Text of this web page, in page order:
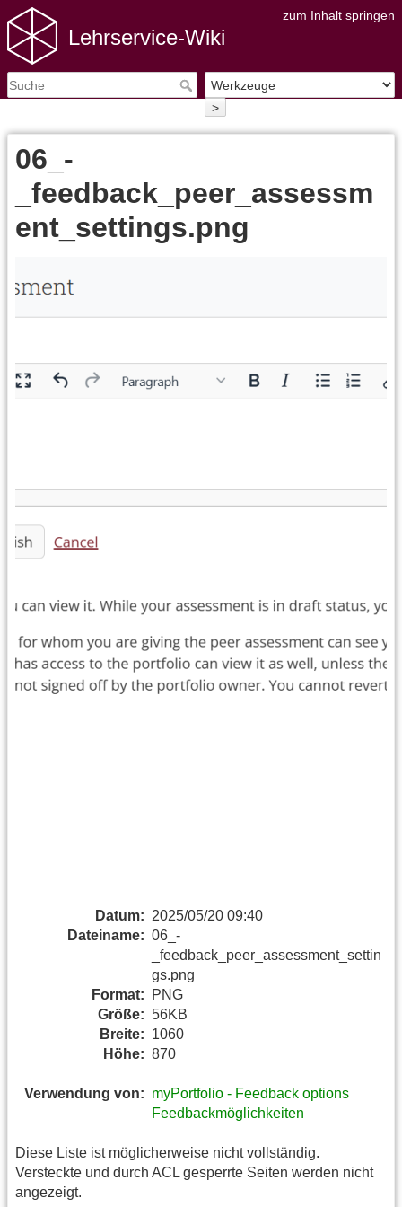
zum Inhalt springen
Lehrservice-Wiki
>
06_-
_feedback_peer_assessm
ent_settings.png
Datum: 2025/05/20 09:40
Dateiname: 06_-
_feedback_peer_assessment_settin
gs.png
Format:
PNG
Größe: 56KB
Breite: 1060
Höhe: 870
Verwendung von: myPortfolio - Feedback options
Feedbackmöglichkeiten
Diese Liste ist möglicherweise nicht vollständig.
Versteckte und durch ACL gesperrte Seiten werden nicht
angezeigt.